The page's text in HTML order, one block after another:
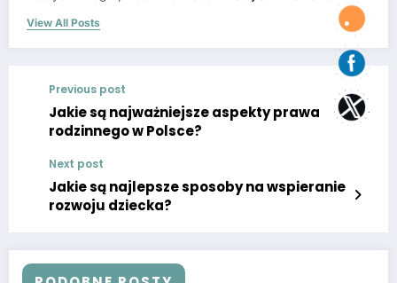
View All Posts
Previous post
Jakie są najważniejsze aspekty prawa
rodzinnego w Polsce?
Next post
Jakie są najlepsze sposoby na wspieranie
rozwoju dziecka?